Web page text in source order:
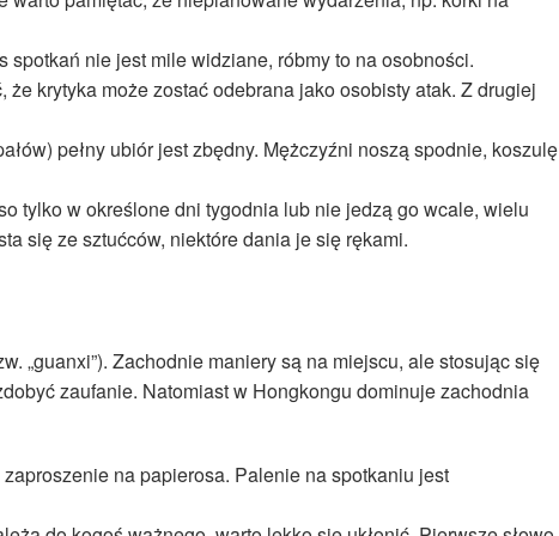
nie jest mile widziane, róbmy to na osobności.
krytyka może zostać odebrana jako osobisty atak. Z drugiej
pełny ubiór jest zbędny. Mężczyźni noszą spodnie, koszulę
tylko w określone dni tygodnia lub nie jedzą go wcale, wielu
się ze sztućców, niektóre dania je się rękami.
„guanxi”). Zachodnie maniery są na miejscu, ale stosując się
zaufanie. Natomiast w Hongkongu dominuje zachodnia
na papierosa. Palenie na spotkaniu jest